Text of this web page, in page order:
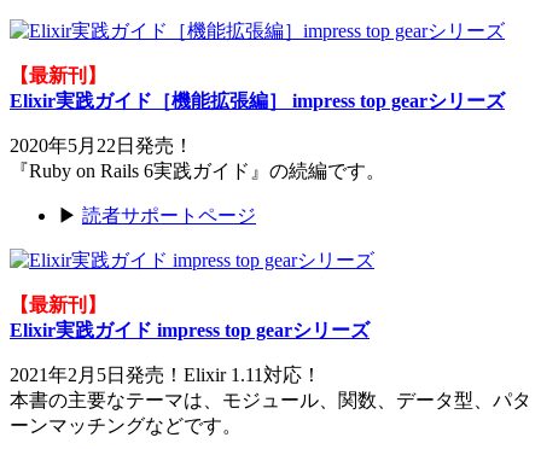
【最新刊】
Elixir実践ガイド［機能拡張編］ impress top gearシリーズ
2020年5月22日発売！
『Ruby on Rails 6実践ガイド』の続編です。
▶ 読者サポートページ
【最新刊】
Elixir実践ガイド impress top gearシリーズ
2021年2月5日発売！Elixir 1.11対応！
本書の主要なテーマは、モジュール、関数、データ型、パタ
ーンマッチングなどです。